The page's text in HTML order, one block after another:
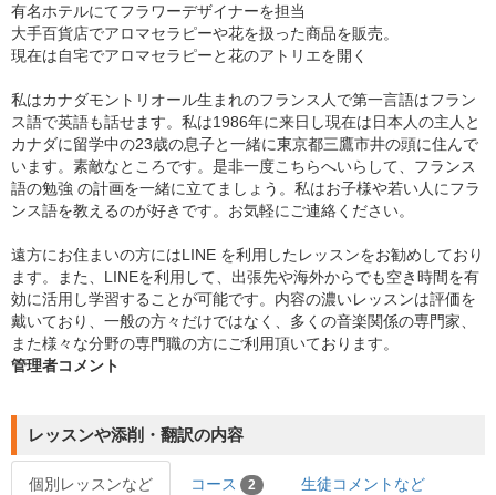
有名ホテルにてフラワーデザイナーを担当
大手百貨店でアロマセラピーや花を扱った商品を販売。
現在は自宅でアロマセラピーと花のアトリエを開く
私はカナダモントリオール生まれのフランス人で第一言語はフラン
ス語で英語も話せます。私は1986年に来日し現在は日本人の主人と
カナダに留学中の23歳の息子と一緒に東京都三鷹市井の頭に住んで
います。素敵なところです。是非一度こちらへいらして、フランス
語の勉強 の計画を一緒に立てましょう。私はお子様や若い人にフラ
ンス語を教えるのが好きです。お気軽にご連絡ください。
遠方にお住まいの方にはLINE を利用したレッスンをお勧めしており
ます。また、LINEを利用して、出張先や海外からでも空き時間を有
効に活用し学習することが可能です。内容の濃いレッスンは評価を
戴いており、一般の方々だけではなく、多くの音楽関係の専門家、
また様々な分野の専門職の方にご利用頂いております。
管理者コメント
レッスンや添削・翻訳の内容
個別レッスンなど コース 2 生徒コメントなど